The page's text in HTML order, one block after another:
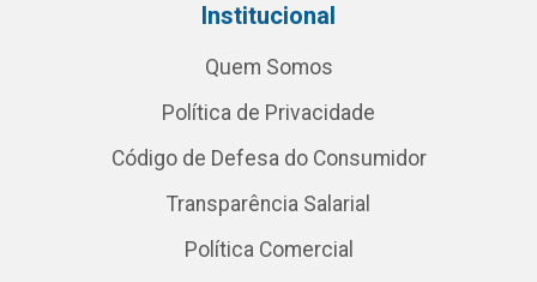
Institucional
Quem Somos
Política de Privacidade
Código de Defesa do Consumidor
Transparência Salarial
Política Comercial